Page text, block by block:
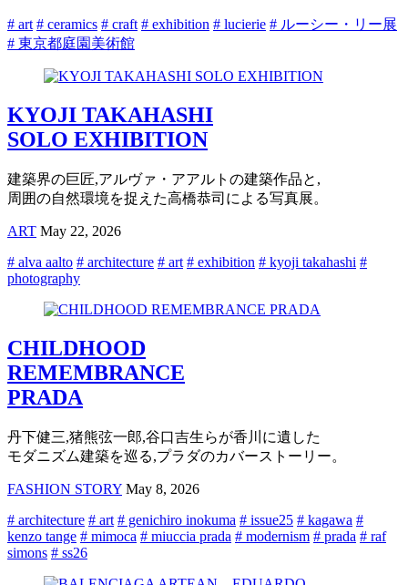
# art # ceramics # craft # exhibition # lucierie # ルーシー・リー展
# 東京都庭園美術館
KYOJI TAKAHASHI
SOLO EXHIBITION
建築界の巨匠,アルヴァ・アアルトの建築作品と,
周囲の自然環境を捉えた高橋恭司による写真展。
ART May 22, 2026
# alva aalto # architecture # art # exhibition # kyoji takahashi #
photography
CHILDHOOD
REMEMBRANCE
PRADA
丹下健三,猪熊弦一郎,谷口吉生らが香川に遺した
モダニズム建築を巡る,プラダのカバーストーリー。
FASHION STORY May 8, 2026
# architecture # art # genichiro inokuma # issue25 # kagawa #
kenzo tange # mimoca # miuccia prada # modernism # prada # raf
simons # ss26